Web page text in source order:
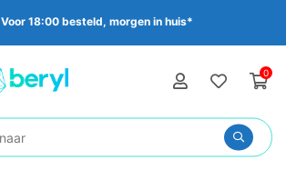
Voor 18:00 besteld, morgen in huis*
0